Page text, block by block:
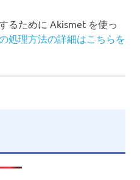
るために Akismet を使っ
処理方法の詳細はこちらを